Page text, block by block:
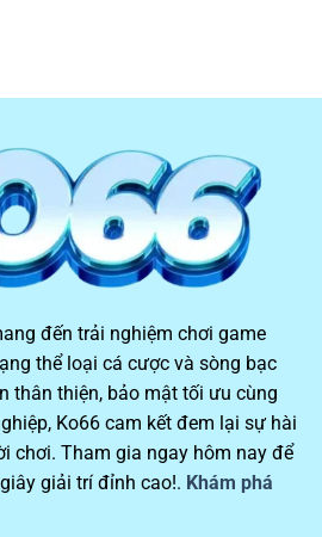
đến trải nghiệm chơi game
thể loại cá cược và sòng bạc
thân thiện, bảo mật tối ưu cùng
Ko66 cam kết đem lại sự hài
chơi. Tham gia ngay hôm nay để
giải trí đỉnh cao!. Khám phá